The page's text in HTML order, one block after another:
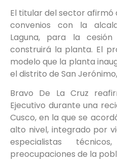
El titular del sector afirmó
convenios con la
Laguna, para la
construirá la planta. El
modelo que la planta
el distrito de San
Bravo De La Cruz
Ejecutivo durante una
Cusco, en la que se
alto nivel, integrado por
especialistas
preocupaciones de la